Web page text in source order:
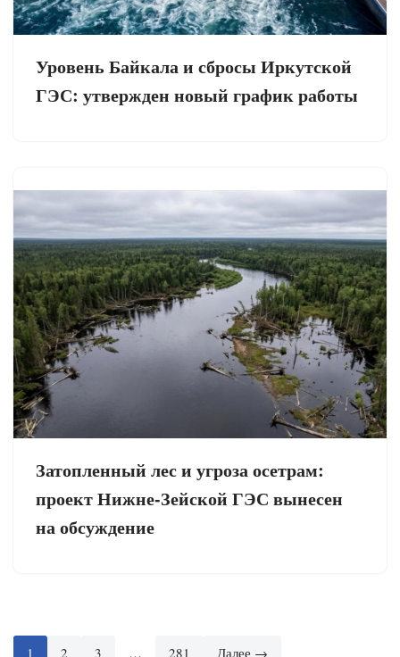
Уровень Байкала и сбросы Иркутской
ГЭС: утвержден новый график работы
Затопленный лес и угроза осетрам:
проект Нижне-Зейской ГЭС вынесен
на обсуждение
1 2 3 … 281 Далее →